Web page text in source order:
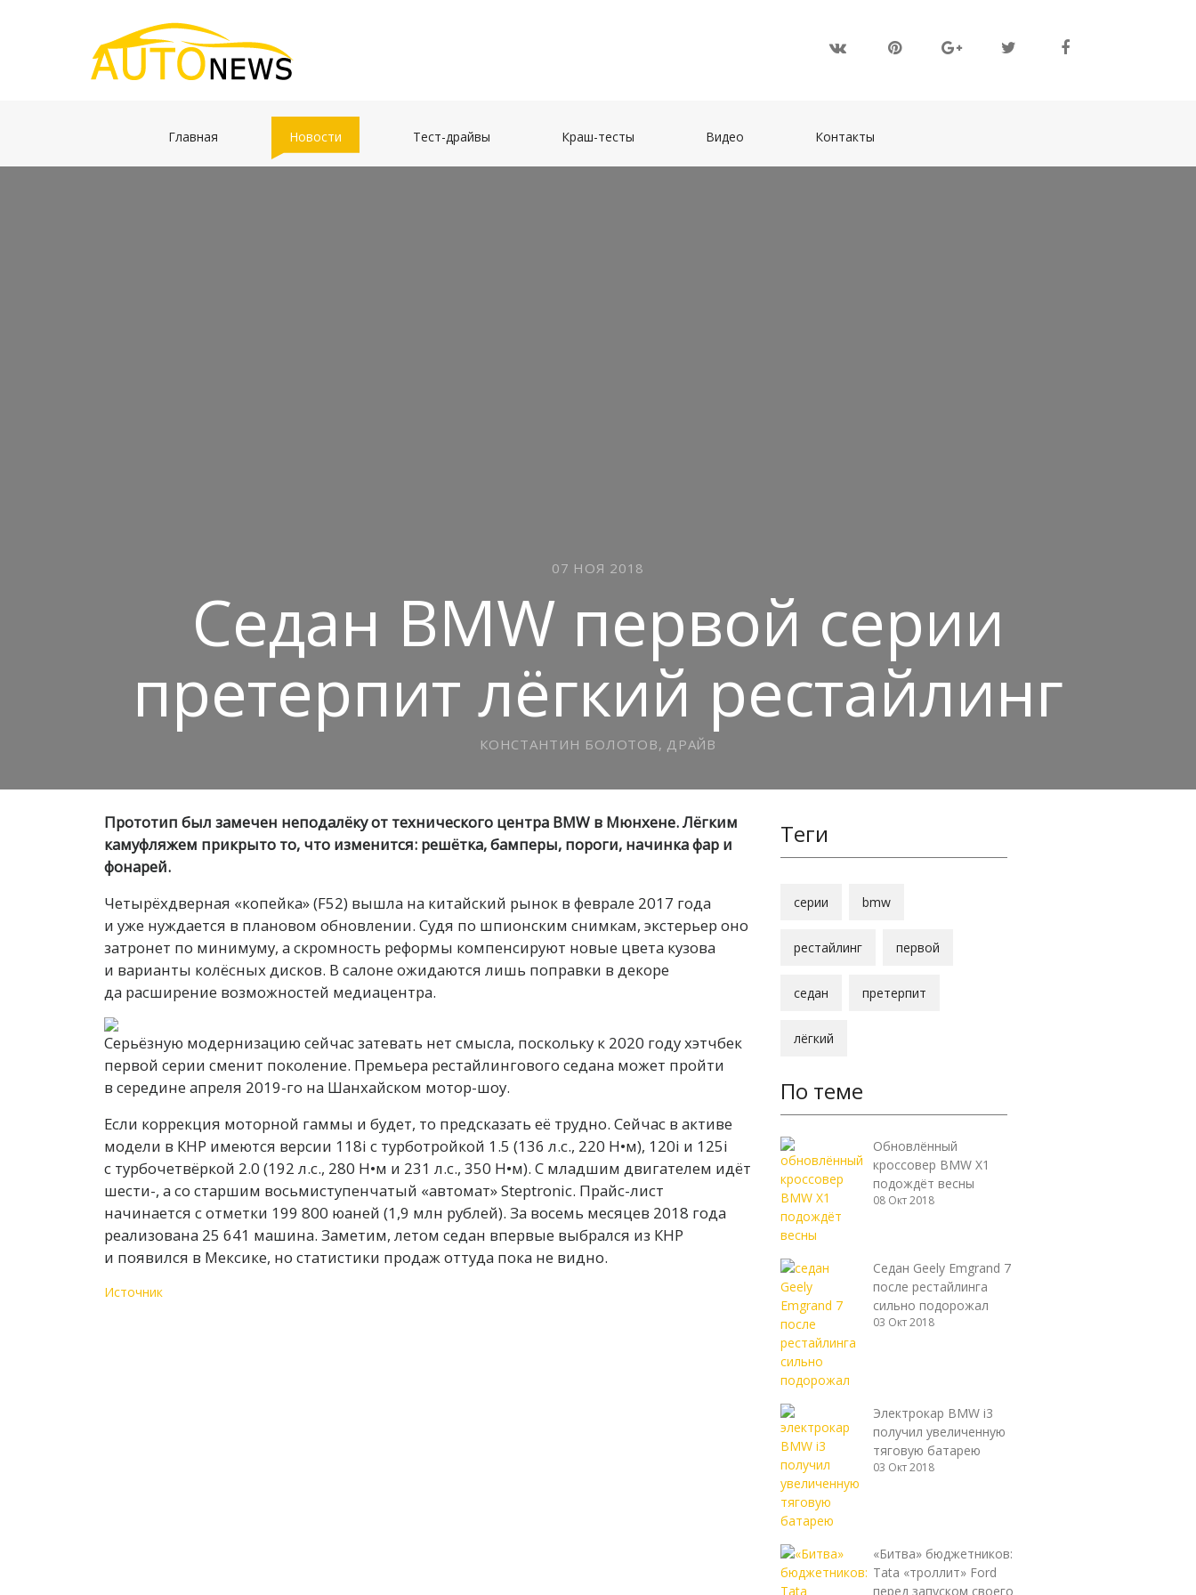
Главная Новости Тест-драйвы Краш-тесты Видео Контакты
07 НОЯ 2018
Седан BMW первой серии
претерпит лёгкий рестайлинг
КОНСТАНТИН БОЛОТОВ, ДРАЙВ
Прототип был замечен неподалёку от технического центра BMW в Мюнхене. Лёгким
камуфляжем прикрыто то, что изменится: решётка, бамперы, пороги, начинка фар и
фонарей.
Четырёхдверная «копейка» (F52) вышла на китайский рынок в феврале 2017 года
и уже нуждается в плановом обновлении. Судя по шпионским снимкам, экстерьер оно
затронет по минимуму, а скромность реформы компенсируют новые цвета кузова
и варианты колёсных дисков. В салоне ожидаются лишь поправки в декоре
да расширение возможностей медиацентра.
Серьёзную модернизацию сейчас затевать нет смысла, поскольку к 2020 году хэтчбек
первой серии сменит поколение. Премьера рестайлингового седана может пройти
в середине апреля 2019-го на Шанхайском мотор-шоу.
Если коррекция моторной гаммы и будет, то предсказать её трудно. Сейчас в активе
модели в КНР имеются версии 118i с турботройкой 1.5 (136 л.с., 220 Н•м), 120i и 125i
с турбочетвёркой 2.0 (192 л.с., 280 Н•м и 231 л.с., 350 Н•м). С младшим двигателем идёт
шести-, а со старшим восьмиступенчатый «автомат» Steptronic. Прайс-лист
начинается с отметки 199 800 юаней (1,9 млн рублей). За восемь месяцев 2018 года
реализована 25 641 машина. Заметим, летом седан впервые выбрался из КНР
и появился в Мексике, но статистики продаж оттуда пока не видно.
Источник
Теги
серии bmw
рестайлинг первой
седан претерпит
лёгкий
По теме
Обновлённый
кроссовер BMW X1
подождёт весны
08 Окт 2018
Седан Geely Emgrand 7
после рестайлинга
сильно подорожал
03 Окт 2018
Электрокар BMW i3
получил увеличенную
тяговую батарею
03 Окт 2018
«Битва» бюджетников:
Tata «троллит» Ford
перед запуском своего